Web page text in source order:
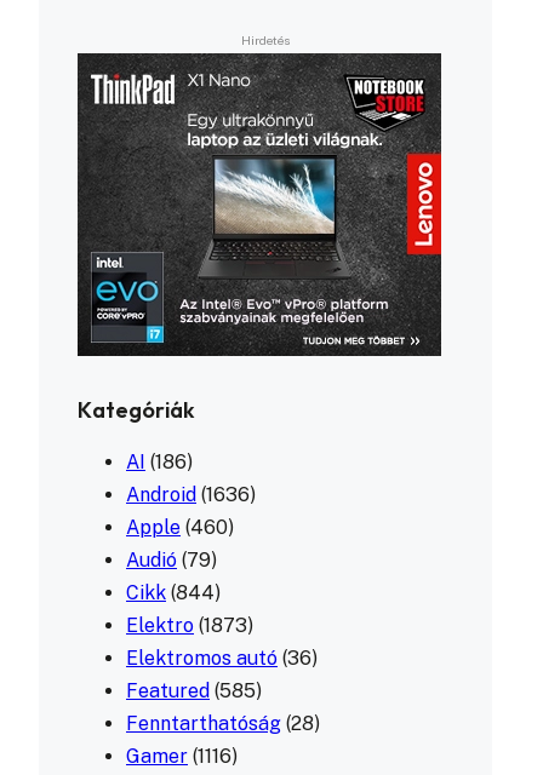
Kategóriák
AI (186)
Android (1636)
Apple (460)
Audió (79)
Cikk (844)
Elektro (1873)
Elektromos autó (36)
Featured (585)
Fenntarthatóság (28)
Gamer (1116)